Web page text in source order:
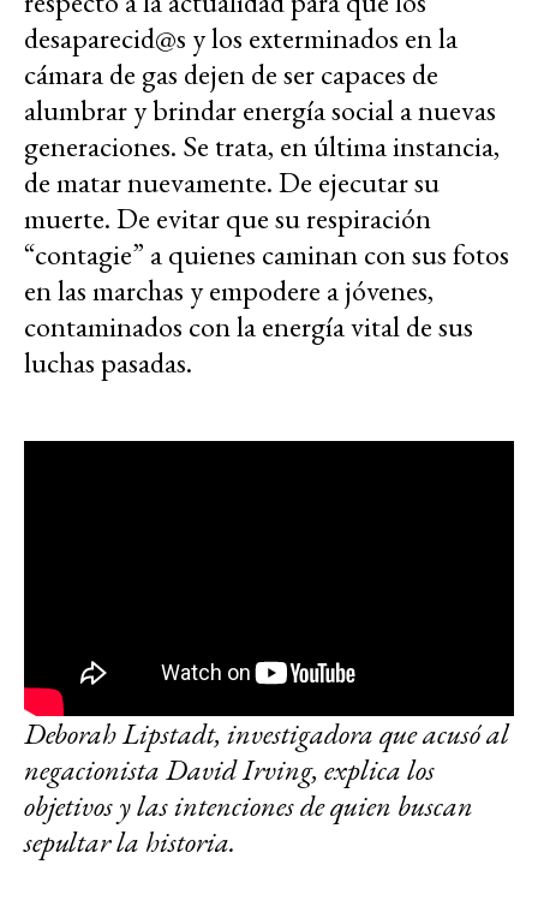
desaparecid@s y los exterminados en la
cámara de gas dejen de ser capaces de
alumbrar y brindar energía social a nuevas
generaciones. Se trata, en última instancia,
de matar nuevamente. De ejecutar su
muerte. De evitar que su respiración
“contagie” a quienes caminan con sus fotos
en las marchas y empodere a jóvenes,
contaminados con la energía vital de sus
luchas pasadas.
Deborah Lipstadt, investigadora que acusó al
negacionista David Irving, explica los
objetivos y las intenciones de quien buscan
sepultar la historia.